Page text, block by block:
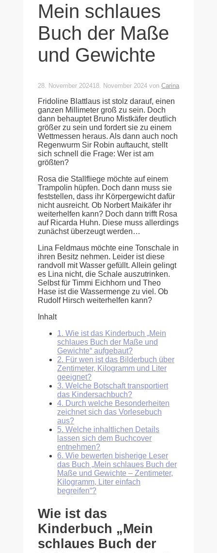
Mein schlaues
Buch der Maße
und Gewichte
28. November 202418. November 2024 von Carina
Fridoline Blattlaus ist stolz darauf, einen
ganzen Millimeter groß zu sein. Doch
dann behauptet Bruno Mistkäfer deutlich
größer zu sein und fordert sie zu einem
Wettmessen heraus. Als dann auch noch
Regenwurm Sir Robin auftaucht, stellt
sich schnell die Frage: Wer ist am
größten?
Rosa die Stallfliege möchte auf einem
Trampolin hüpfen. Doch dann muss sie
feststellen, dass ihr Körpergewicht dafür
nicht ausreicht. Ob Norbert Maikäfer ihr
weiterhelfen kann? Doch dann trifft Rosa
auf Ricarda Huhn. Diese muss allerdings
zunächst überzeugt werden…
Lina Feldmaus möchte eine Tonschale in
ihren Besitz nehmen. Leider ist diese
randvoll mit Wasser gefüllt. Allein gelingt
es Lina nicht, die Schale auszutrinken.
Selbst für Timmi Eichhorn und Theo
Hase ist die Wassermenge zu viel. Ob
Rudolf Hirsch weiterhelfen kann?
Inhalt
1. Wie ist das Kinderbuch „Mein
schlaues Buch der Maße und
Gewichte“ aufgebaut?
2. Für wen ist das Bilderbuch über
Zentimeter, Kilogramm und Liter
geeignet?
3. Welche Botschaft transportiert
das Kindersachbuch?
4. Durch welche Besonderheiten
zeichnet sich das Vorlesebuch
aus?
5. Welche inhaltlichen Details
lassen sich dem Buchcover
entnehmen?
6. Wie bewerten bisherige Leser
das Buch „Mein schlaues Buch der
Maße und Gewichte – Zentimeter,
Kilogramm, Liter einfach
begreifen“?
Wie ist das
Kinderbuch „Mein
schlaues Buch der